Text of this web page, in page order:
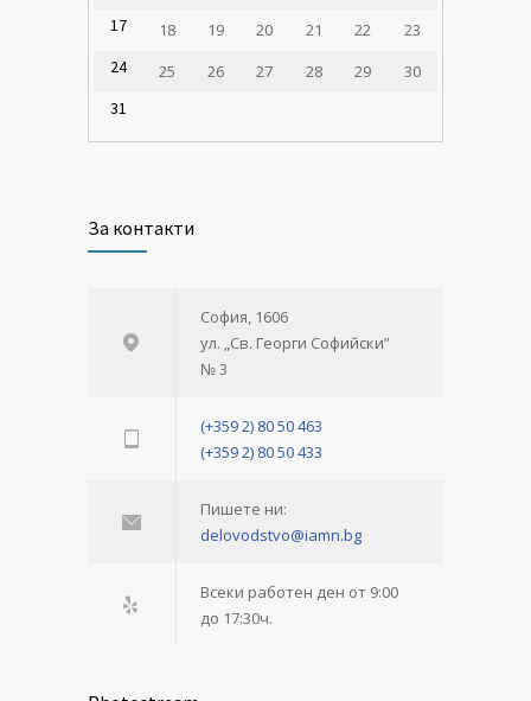
17
18 19 20 21 22
23
24
25 26 27 28 29
30
31
За контакти
София, 1606
ул. „Св. Георги Софийски”
№ 3
(+359 2) 80 50 463
(+359 2) 80 50 433
Пишете ни:
delovodstvo@iamn.bg
Всеки работен ден от 9:00
до 17:30ч.